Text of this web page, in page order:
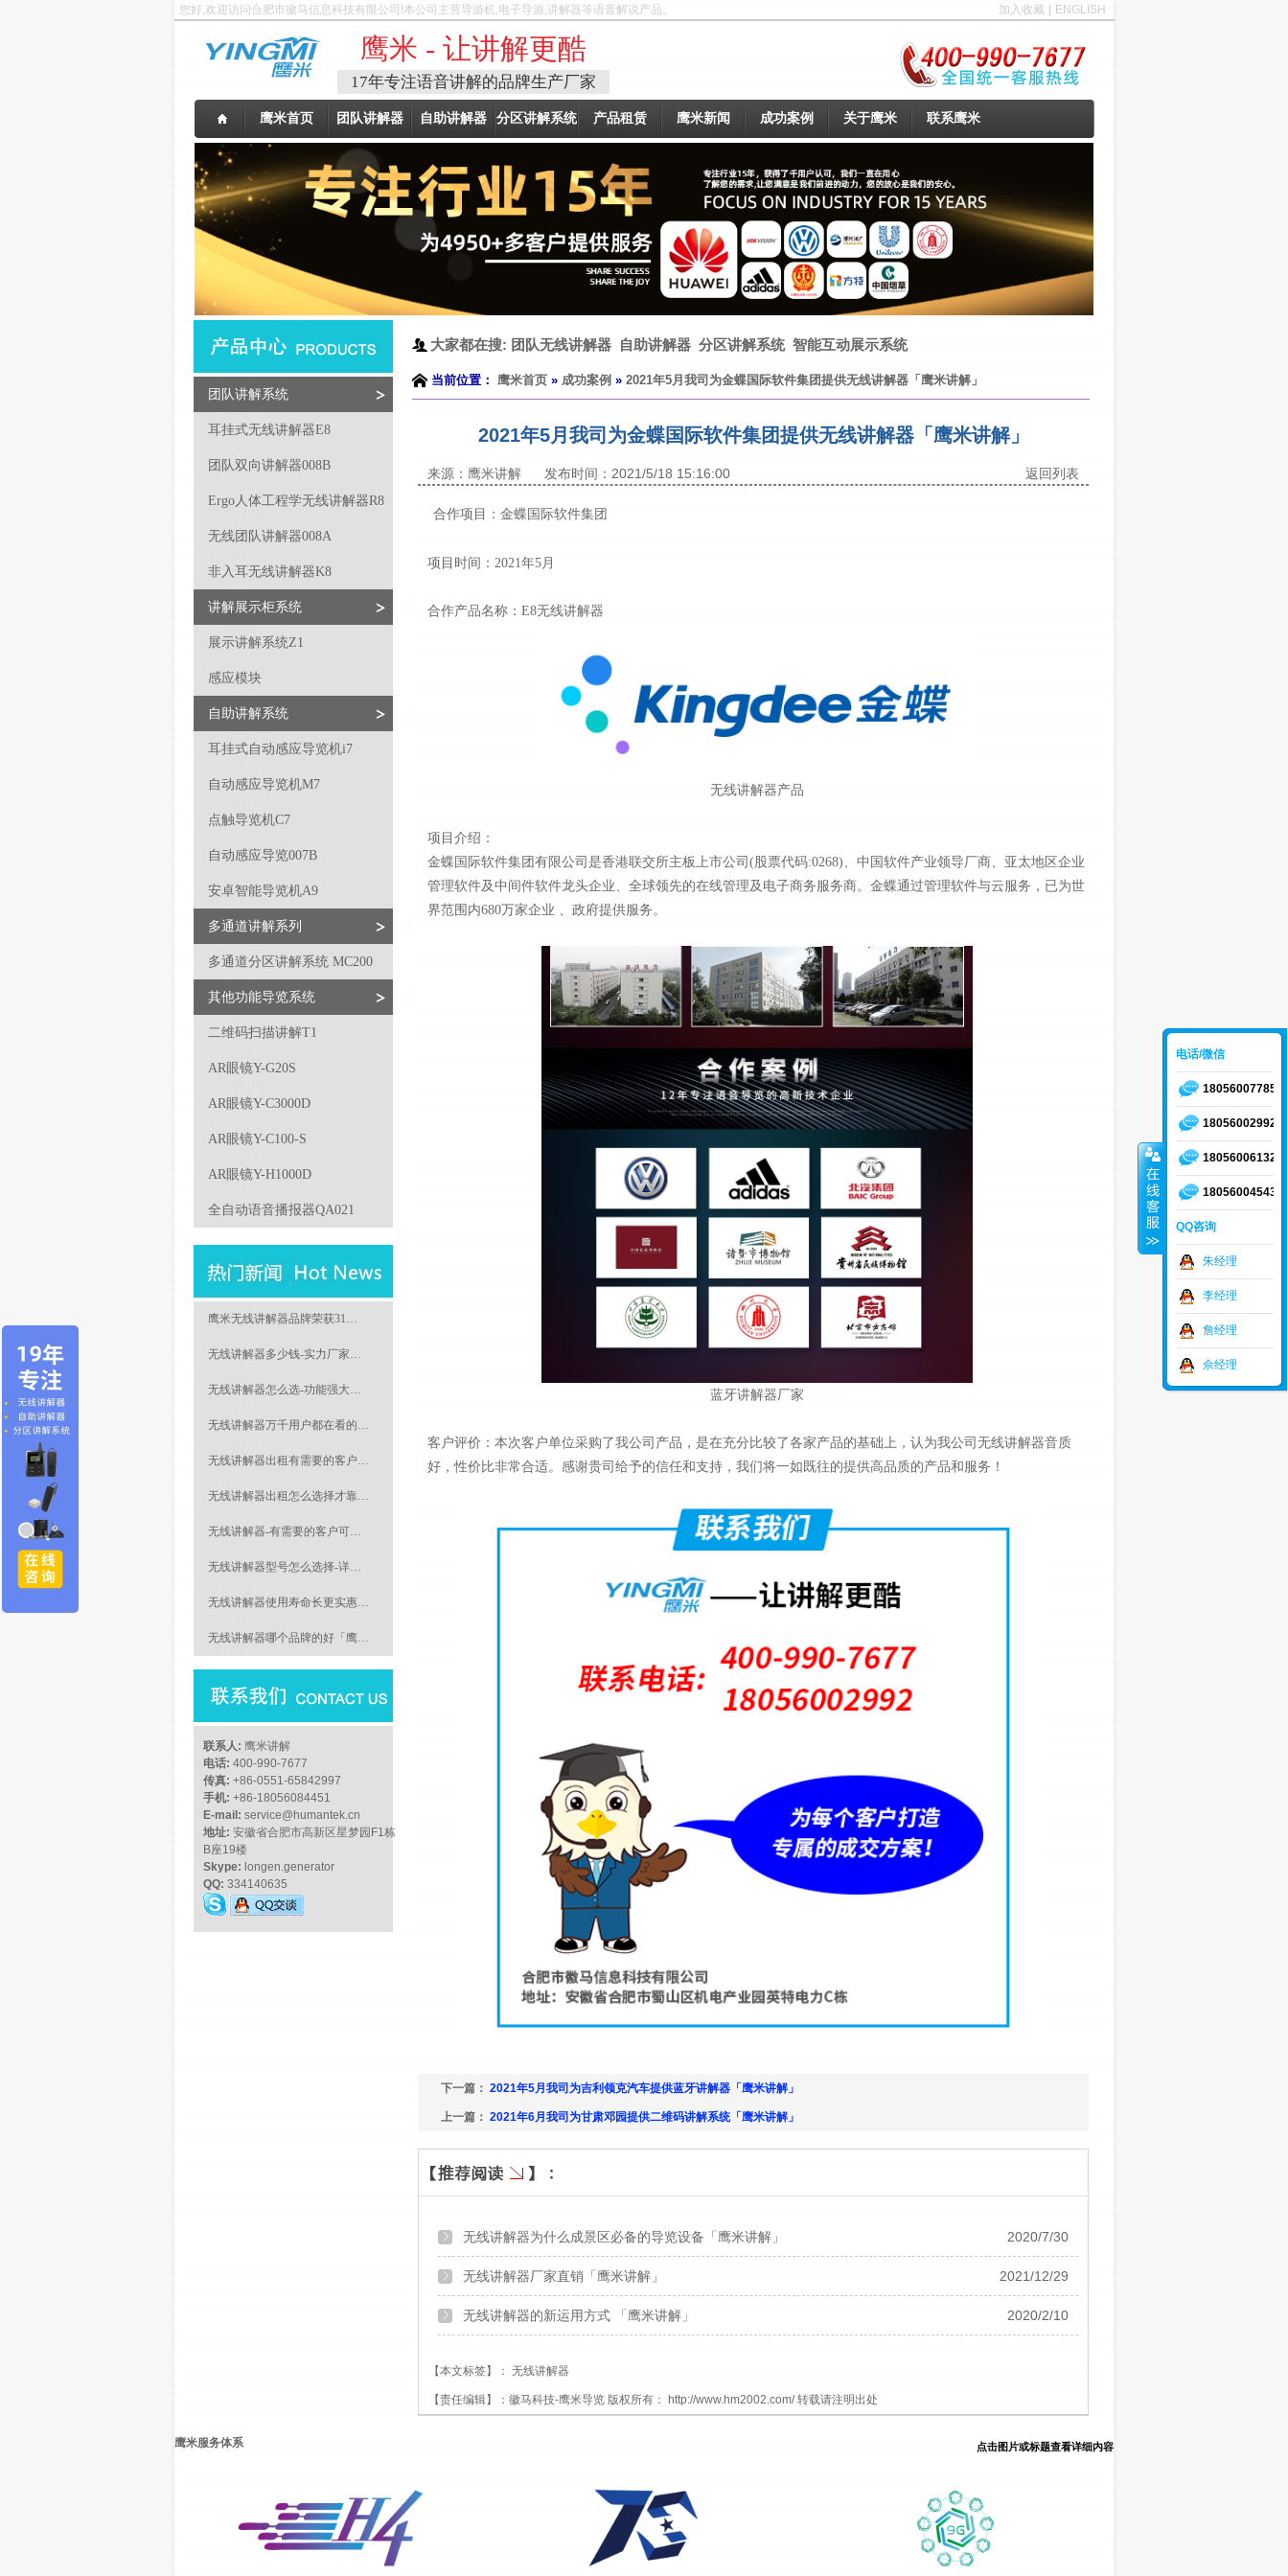
电话/微信
18056007785
18056002992
18056006132
18056004543
QQ咨询
朱经理
李经理
詹经理
佘经理
加入收藏 ENGLISH
您好,欢迎访问合肥市徽马信息科技有限公司!本公司主营导游机,电子导游,讲解器等语音解说产品。
鹰米 - 让讲解更酷
17年专注语音讲解的品牌生产厂家
鹰米首页 团队讲解器 自助讲解器 分区讲解系统 产品租赁 鹰米新闻 成功案例 关于鹰米 联系鹰米
团队讲解系统
耳挂式无线讲解器E8
团队双向讲解器008B
Ergo人体工程学无线讲解器R8
无线团队讲解器008A
非入耳无线讲解器K8
讲解展示柜系统
展示讲解系统Z1
感应模块
自助讲解系统
耳挂式自动感应导览机i7
自动感应导览机M7
点触导览机C7
自动感应导览007B
安卓智能导览机A9
多通道讲解系列
多通道分区讲解系统 MC200
其他功能导览系统
二维码扫描讲解T1
AR眼镜Y-G20S
AR眼镜Y-C3000D
AR眼镜Y-C100-S
AR眼镜Y-H1000D
全自动语音播报器QA021
鹰米无线讲解器品牌荣获31…
无线讲解器多少钱-实力厂家…
无线讲解器怎么选-功能强大…
无线讲解器万千用户都在看的…
无线讲解器出租有需要的客户…
无线讲解器出租怎么选择才靠…
无线讲解器-有需要的客户可…
无线讲解器型号怎么选择-详…
无线讲解器使用寿命长更实惠…
无线讲解器哪个品牌的好「鹰…
联系人: 鹰米讲解
电话: 400-990-7677
传真: +86-0551-65842997
手机: +86-18056084451
E-mail: service@humantek.cn
地址: 安徽省合肥市高新区星梦园F1栋
B座19楼
Skype: longen.generator
QQ: 334140635
大家都在搜: 团队无线讲解器 自助讲解器 分区讲解系统 智能互动展示系统
当前位置： 鹰米首页 » 成功案例 » 2021年5月我司为金蝶国际软件集团提供无线讲解器「鹰米讲解」
2021年5月我司为金蝶国际软件集团提供无线讲解器「鹰米讲解」
来源：鹰米讲解 发布时间：2021/5/18 15:16:00 返回列表
合作项目： 金蝶国际软件集团
项目时间：2021年5月
合作产品名称：E8无线讲解器
无线讲解器产品
项目介绍：
金蝶国际软件集团有限公司是香港联交所主板上市公司(股票代码:0268)、中国软件产业领导厂商、亚太地区企业
管理软件及中间件软件龙头企业、全球领先的在线管理及电子商务服务商。金蝶通过管理软件与云服务，已为世
界范围内680万家企业 、政府提供服务。
蓝牙讲解器厂家
客户评价：本次客户单位采购了我公司产品，是在充分比较了各家产品的基础上，认为我公司无线讲解器音质
好，性价比非常合适。感谢贵司给予的信任和支持，我们将一如既往的提供高品质的产品和服务！
下一篇： 2021年5月我司为吉利领克汽车提供蓝牙讲解器「鹰米讲解」
上一篇： 2021年6月我司为甘肃邓园提供二维码讲解系统「鹰米讲解」
2020/7/30
无线讲解器为什么成景区必备的导览设备「鹰米讲解」
2021/12/29
无线讲解器厂家直销「鹰米讲解」
2020/2/10
无线讲解器的新运用方式 「鹰米讲解」
【本文标签】： 无线讲解器
【责任编辑】： 徽马科技-鹰米导览 版权所有： http://www.hm2002.com/转载请注明出处
鹰米服务体系 点击图片或标题查看详细内容